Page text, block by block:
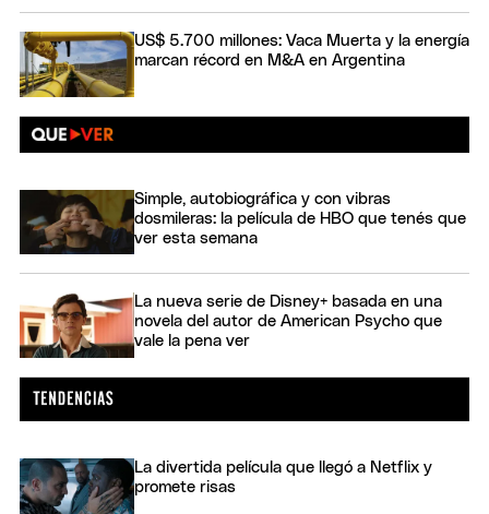
US$ 5.700 millones: Vaca Muerta y la energía
marcan récord en M&A en Argentina
Simple, autobiográfica y con vibras
dosmileras: la película de HBO que tenés que
ver esta semana
La nueva serie de Disney+ basada en una
novela del autor de American Psycho que
vale la pena ver
La divertida película que llegó a Netflix y
promete risas